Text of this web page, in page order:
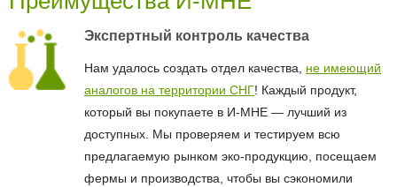
Экспертный контроль качества
Нам удалось создать отдел качества, не имеющий
аналогов на территории СНГ! Каждый продукт,
который вы покупаете в И-МНЕ — лучший из
доступных. Мы проверяем и тестируем всю
предлагаемую рынком эко-продукцию, посещаем
фермы и производства, чтобы вы сэкономили